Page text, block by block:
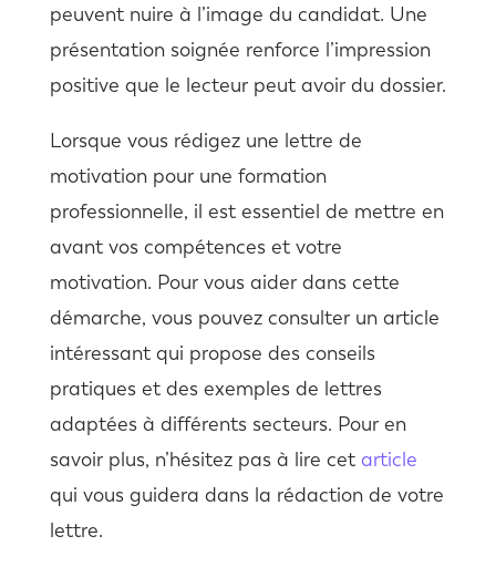
peuvent nuire à l’image du candidat. Une
présentation soignée renforce l’impression
positive que le lecteur peut avoir du dossier.
Lorsque vous rédigez une lettre de
motivation pour une formation
professionnelle, il est essentiel de mettre en
avant vos compétences et votre
motivation. Pour vous aider dans cette
démarche, vous pouvez consulter un article
intéressant qui propose des conseils
pratiques et des exemples de lettres
adaptées à différents secteurs. Pour en
savoir plus, n’hésitez pas à lire cet article
qui vous guidera dans la rédaction de votre
lettre.